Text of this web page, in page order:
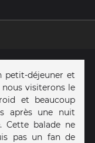
petit-déjeuner et
visiterons le
et beaucoup
après une nuit
Cette balade ne
pas un fan de